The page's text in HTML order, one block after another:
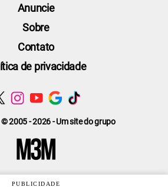
2005 - 2026 - Um site do grupo
Anuncie
Sobre
Contato
de privacidade
PUBLICIDADE